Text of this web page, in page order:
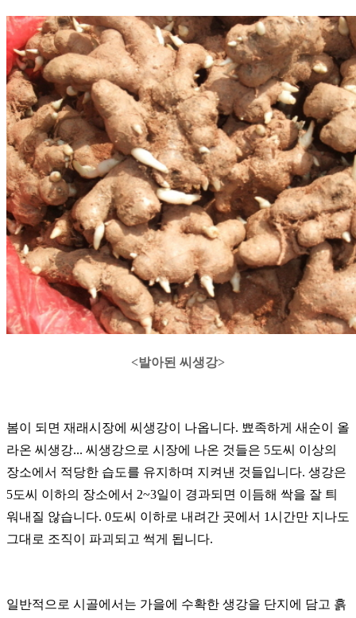
<발아된 씨생강>
봄이 되면 재래시장에 씨생강이 나옵니다. 뾰족하게 새순이 올
라온 씨생강... 씨생강으로 시장에 나온 것들은 5도씨 이상의
장소에서 적당한 습도를 유지하며 지켜낸 것들입니다. 생강은
5도씨 이하의 장소에서 2~3일이 경과되면 이듬해 싹을 잘 틔
워내질 않습니다. 0도씨 이하로 내려간 곳에서 1시간만 지나도
그대로 조직이 파괴되고 썩게 됩니다.
일반적으로 시골에서는 가을에 수확한 생강을 단지에 담고 흙